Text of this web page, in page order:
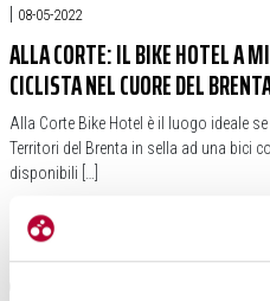
| 08-05-2022
ALLA CORTE: IL BIKE HOTEL A
CICLISTA NEL CUORE DEL
Alla Corte Bike Hotel è il luogo ideale
Territori del Brenta in sella ad una bici
disponibili […]
#ALLA CORTE BIKE HOTEL
#TERRITORI DEL BRENTA